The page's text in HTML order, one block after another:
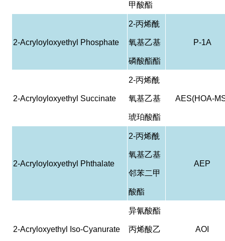
甲酸酯
2-Acryloyloxyethyl Phosphate
2-丙烯酰
氧基乙基
磷酸酯酯
P-1A
2-Acryloyloxyethyl Succinate
2-丙烯酰
氧基乙基
琥珀酸酯
AES(HOA-
2-Acryloyloxyethyl Phthalate
2-丙烯酰
氧基乙基
邻苯二甲
酸酯
AEP
2-Acryloxyethyl Iso-Cyanurate
异氰酸酯
丙烯酸乙 AOI